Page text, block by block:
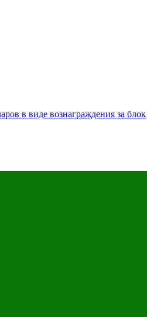
в виде вознаграждения за блок